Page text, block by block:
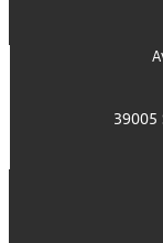
39005